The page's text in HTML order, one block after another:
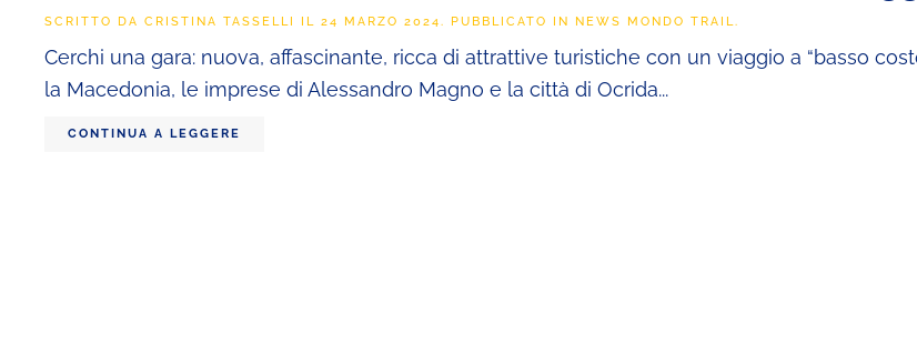
SCRITTO DA CRISTINA TASSELLI IL 24 MARZO 2024. PUBBLICATO IN NEWS MONDO TRAIL.
Cerchi una gara: nuova, affascinante, ricca di attrattive turistiche con un viaggio a “basso
la Macedonia, le imprese di Alessandro Magno e la città di Ocrida...
CONTINUA A LEGGERE